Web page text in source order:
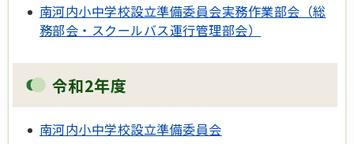
南河内小中学校設立準備委員会実務作業部会（総
務部会・スクールバス運行管理部会）
令和2年度
南河内小中学校設立準備委員会